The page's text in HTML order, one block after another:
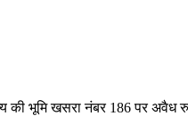
की भूमि खसरा नंबर 186 पर